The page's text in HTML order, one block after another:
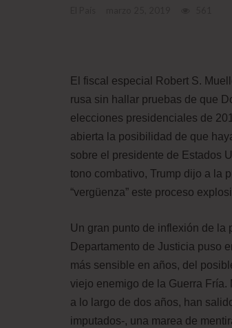
El fiscal especial Robert S.
rusa sin hallar pruebas de que
elecciones presidenciales de
abierta la posibilidad de que
sobre el presidente de Estados
tono combativo, Trump dijo a la
“vergüenza” este proceso
Un gran punto de inflexión de la
Departamento de Justicia puso
más sensible en años, del
viejo enemigo de la Guerra Fría.
a lo largo de dos años, han
imputados-, una marea de